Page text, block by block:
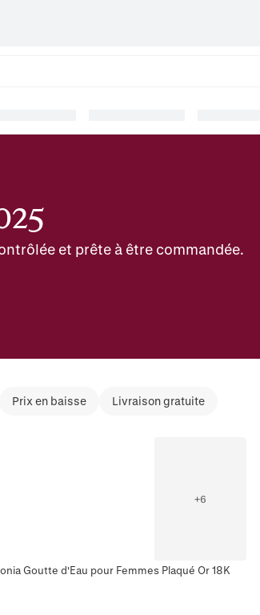
et prête à être commandée.
Prix en baisse Livraison gratuite
+6
Goutte d'Eau pour Femmes Plaqué Or 18K